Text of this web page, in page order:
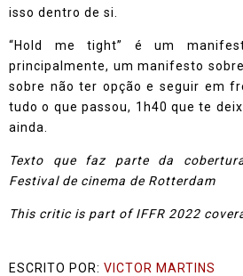
isso dentro de si.
“Hold me tight” é um
principalmente, um manifesto
sobre não ter opção e seguir em
tudo o que passou, 1h40 que te
ainda.
Texto que faz parte da
Festival de cinema de Rotterdam
This critic is part of IFFR 2022
ESCRITO POR: VICTOR MARTINS